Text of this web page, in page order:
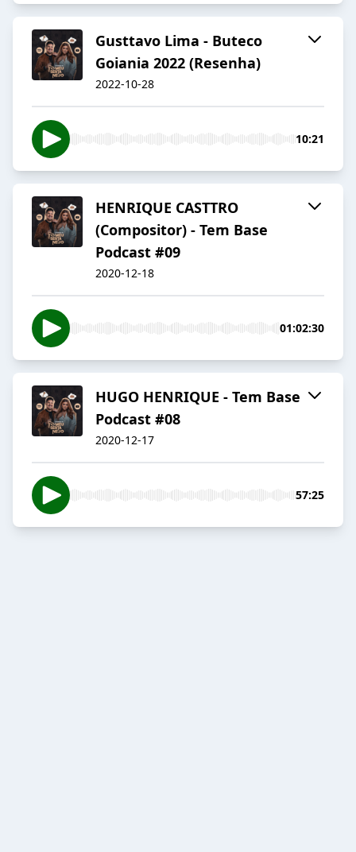
Gusttavo Lima - Buteco
Goiania 2022 (Resenha)
2022-10-28
10:21
HENRIQUE CASTTRO
(Compositor) - Tem Base
Podcast #09
2020-12-18
01:02:30
HUGO HENRIQUE - Tem Base
Podcast #08
2020-12-17
57:25